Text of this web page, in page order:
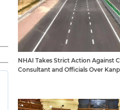
NHAI Takes Strict Action Against
Consultant and Officials Over